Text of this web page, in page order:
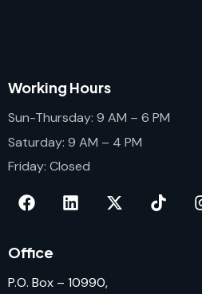
Working Hours
Sun-Thursday: 9 AM – 6 PM
Saturday: 9 AM – 4 PM
Friday: Closed
Office
P.O. Box – 10990,